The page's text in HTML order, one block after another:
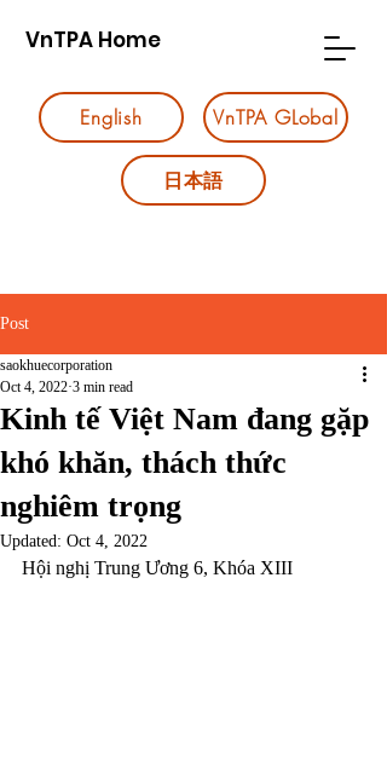
VnTPA Home
English VnTPA GLobal
日本語
Post
Kinh tế Việt Nam đang gặp
khó khăn, thách thức
nghiêm trọng
saokhuecorporation
Oct 4, 2022 3 min read
Updated: Oct 4, 2022
Hội nghị Trung Ương 6, Khóa XIII